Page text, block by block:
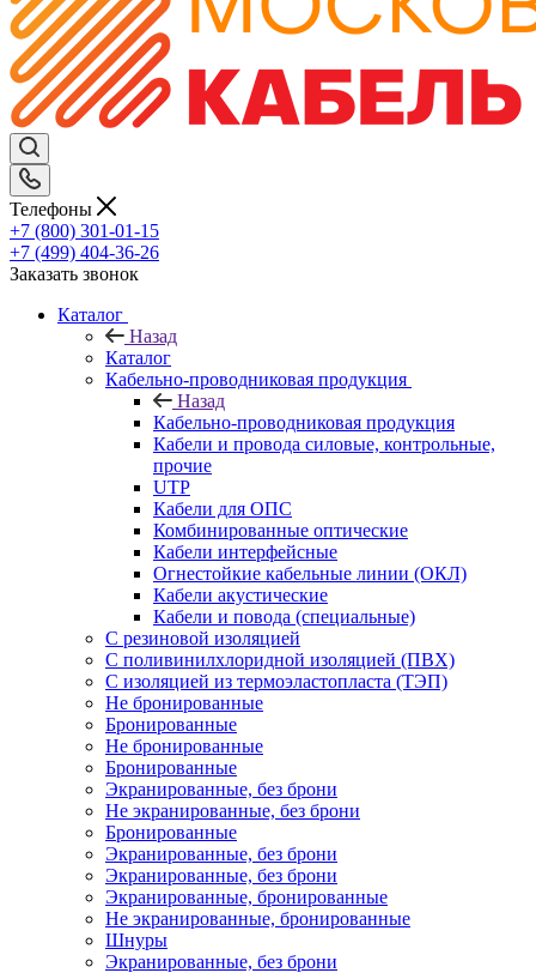
Телефоны
+7 (800) 301-01-15
+7 (499) 404-36-26
Заказать звонок
Каталог
Назад
Каталог
Кабельно-проводниковая продукция
Назад
Кабельно-проводниковая продукция
Кабели и провода силовые, контрольные,
прочие
UTP
Кабели для ОПС
Комбинированные оптические
Кабели интерфейсные
Огнестойкие кабельные линии (ОКЛ)
Кабели акустические
Кабели и повода (специальные)
С резиновой изоляцией
С поливинилхлоридной изоляцией (ПВХ)
С изоляцией из термоэластопласта (ТЭП)
Не бронированные
Бронированные
Не бронированные
Бронированные
Экранированные, без брони
Не экранированные, без брони
Бронированные
Экранированные, без брони
Экранированные, без брони
Экранированные, бронированные
Не экранированные, бронированные
Шнуры
Экранированные, без брони